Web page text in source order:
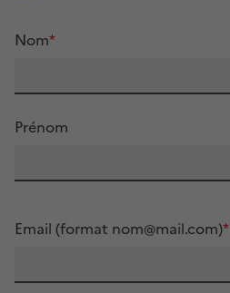
Nom*
Prénom
(format
Email (format nom@mail.com)*